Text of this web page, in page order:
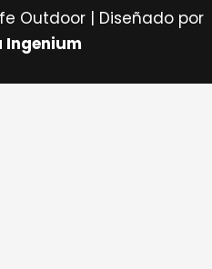
Outdoor | Diseñado por
Ingenium